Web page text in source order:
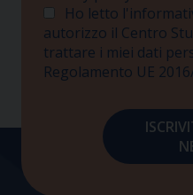
Ho letto
autorizzo il Centro
trattare i miei dati
Regolamento UE